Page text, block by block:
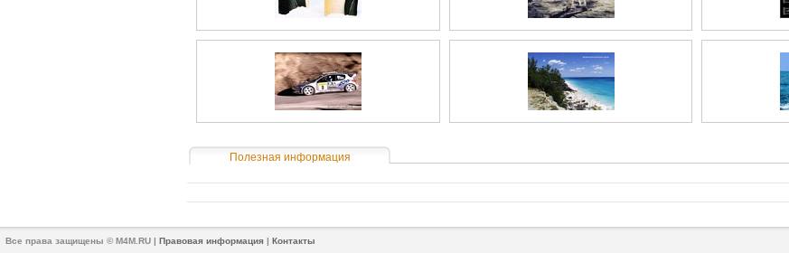
Полезная информация
Все права защищены © M4M.RU | Правовая информация | Контакты